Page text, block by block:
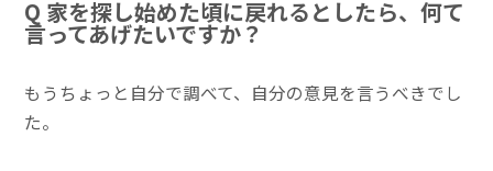
Q 家を探し始めた頃に戻れるとしたら、何て
言ってあげたいですか？
もうちょっと自分で調べて、自分の意見を言うべきでし
た。